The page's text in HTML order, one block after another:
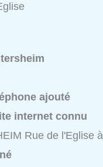
ajouté
internet connu
Rue de l'Eglise à